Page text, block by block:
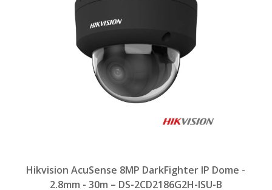
Hikvision AcuSense 8MP DarkFighter IP Dome -
2.8mm - 30m – DS-2CD2186G2H-ISU-B